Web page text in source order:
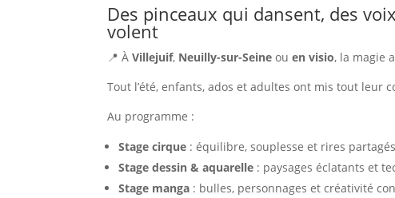
Des pinceaux qui dansent, des
volent
📍 ÀVillejuif, Neuilly-sur-Seine ouen visio, la magie
Tout l’été, enfants, ados et adultes ont mis tout leur
Au programme :
Stage cirque : équilibre, souplesse et rires
Stage dessin & aquarelle : paysages éclatants et
Stage manga : bulles, personnages et créativité